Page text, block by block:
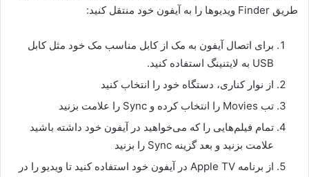
طریق Finder ویدیوها را به آیفون خود منتقل کنید:
برای اتصال آیفون به مک از کابل مناسب مک خود مثل کابل
USB به لایتنینگ استفاده کنید.
از نوار کناری، دستگاه خود را انتخاب کنید
تب Movies را انتخاب کرده و Sync را علامت بزنید
تمام فیلم‌هایی را که می‌خواهید در آیفون خود داشته باشید
علامت بزنید و بعد گزینه Sync را بزنید
از برنامه Apple TV در آیفون خود استفاده کنید تا ویدیو را در